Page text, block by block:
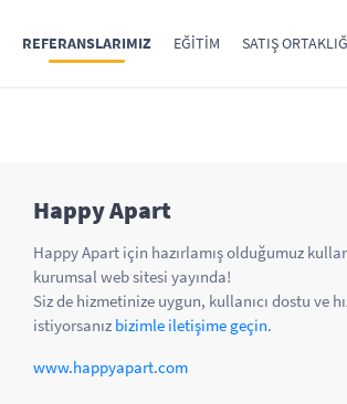
REFERANSLARIMIZ EĞITIM SATIŞ
Happy Apart
Happy Apart için hazırlamış olduğumuz
kurumsal web sitesi yayında!
Siz de hizmetinize uygun, kullanıcı dostu ve
istiyorsanız bizimle iletişime geçin.
www.happyapart.com